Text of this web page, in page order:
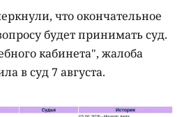
что окончательное
будет принимать суд.
кабинета", жалоба
в суд 7 августа.